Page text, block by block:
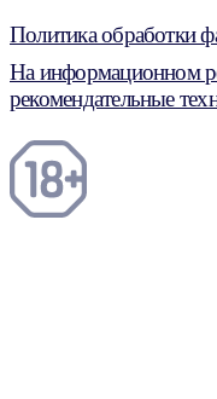
Политика обработки
На информационном
рекомендательные